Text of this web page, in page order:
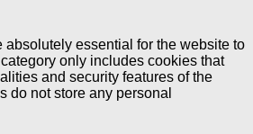
absolutely essential for the website to
only includes cookies that
and security features of the
do not store any personal